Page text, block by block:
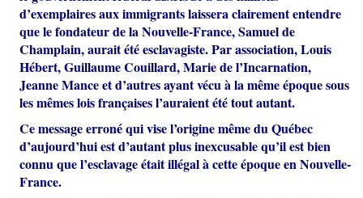
d’exemplaires aux immigrants laissera clairement entendre
que le fondateur de la Nouvelle-France, Samuel de
Champlain, aurait été esclavagiste. Par association, Louis
Hébert, Guillaume Couillard, Marie de l’Incarnation,
Jeanne Mance et d’autres ayant vécu à la même époque sous
les mêmes lois françaises l’auraient été tout autant.
Ce message erroné qui vise l’origine même du Québec
d’aujourd’hui est d’autant plus inexcusable qu’il est bien
connu que l’esclavage était illégal à cette époque en Nouvelle-
France.